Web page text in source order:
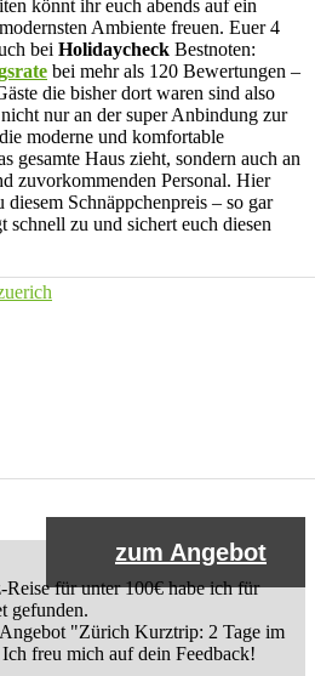
könnt ihr euch abends auf ein
Ambiente freuen. Euer 4
bei Holidaycheck Bestnoten:
bei mehr als 120 Bewertungen –
die bisher dort waren sind also
nur an der super Anbindung zur
moderne und komfortable
gesamte Haus zieht, sondern auch an
zuvorkommenden Personal. Hier
Schnäppchenpreis – so gar
schnell zu und sichert euch diesen
zum Angebot
Reise für unter 100€ habe ich für
gefunden.
"Zürich Kurztrip: 2 Tage im
freu mich auf dein Feedback!